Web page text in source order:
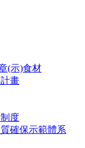
(示)食材
畫
度
確保示範體系